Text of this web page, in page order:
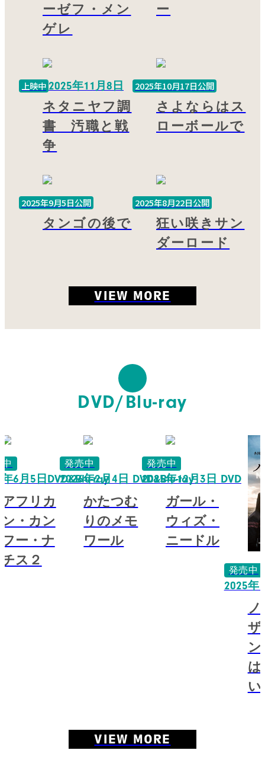
ーゼフ・メン
ゲレ
ー
上映中2025年11月8日
ネタニヤフ調
書 汚職と戦
争
2025年10月17日公開
さよならはス
ローボールで
2025年9月5日公開
タンゴの後で
2025年8月22日公開
狂い咲きサン
ダーロード
VIEW MORE
DVD/Blu-ray
6月5日DVD&Blu-ray
アフリカ
ン・カン
フー・ナ
チス２
発売中
2026年2月4日 DVD&Blu-ray
かたつむ
りのメモ
ワール
発売中
2025年12月3日 DVD
ガール・
ウィズ・
ニードル
発売中
2025年
ノ
ザ
ン
は
い
VIEW MORE